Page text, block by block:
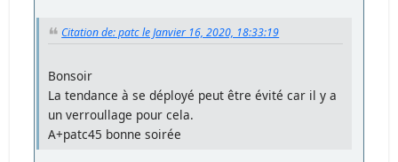
Citation de: patc le Janvier 16, 2020, 18:33:19
Bonsoir
La tendance à se déployé peut être évité car il y a
un verroullage pour cela.
A+patc45 bonne soirée